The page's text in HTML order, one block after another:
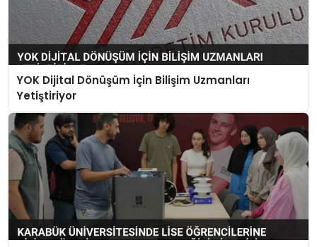
YOK Dijital Dönüşüm İçin Bilişim Uzmanları
Yetiştiriyor